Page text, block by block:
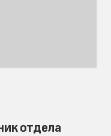
отдела